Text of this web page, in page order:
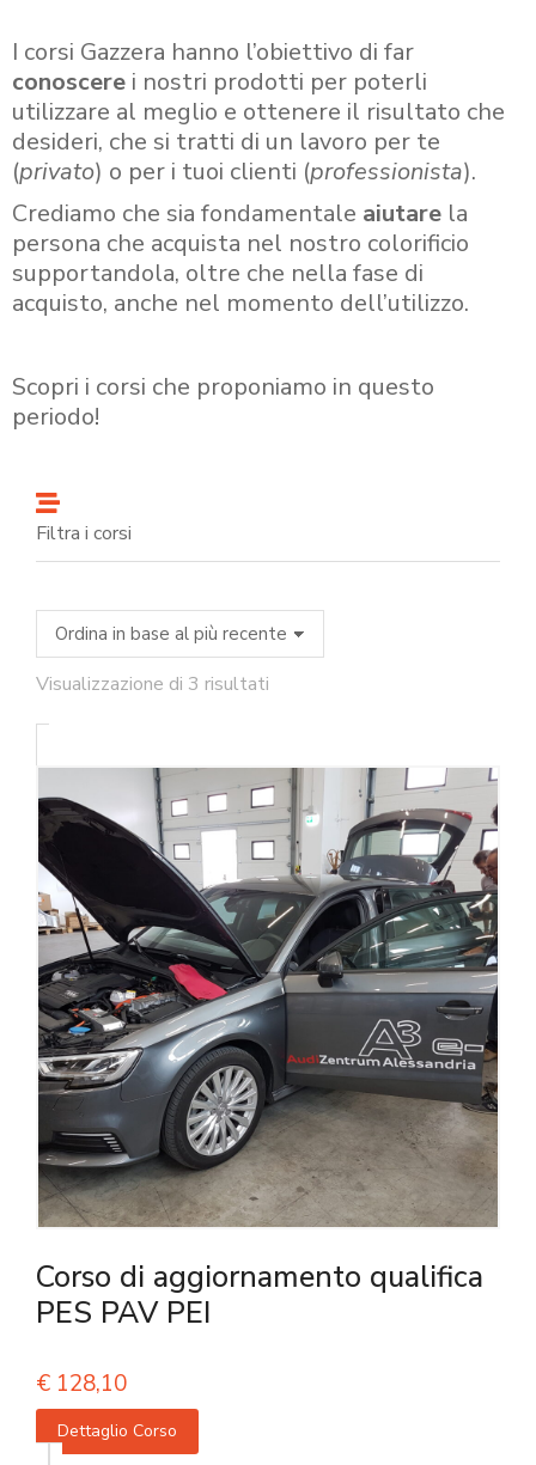
I corsi Gazzera hanno l’obiettivo di far
conoscere i nostri prodotti per poterli
utilizzare al meglio e ottenere il risultato che
desideri, che si tratti di un lavoro per te
(privato) o per i tuoi clienti (professionista).
Crediamo che sia fondamentale aiutare la
persona che acquista nel nostro colorificio
supportandola, oltre che nella fase di
acquisto, anche nel momento dell’utilizzo.
Scopri i corsi che proponiamo in questo
periodo!
Filtra i corsi
Visualizzazione di 3 risultati
Corso di aggiornamento qualifica
PES PAV PEI
€ 128,10
Dettaglio Corso